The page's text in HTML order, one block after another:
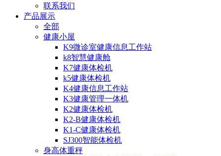
联系我们
产品展示
全部
健康小屋
K9微诊室健康信息工作站
k8智慧健康舱
K7健康体检机
k5健康体检机
K4健康信息工作站
K3健康管理一体机
K2健康体检机
K2-B健康体检机
K1-C健康体检机
SJ300智能体检机
身高体重秤